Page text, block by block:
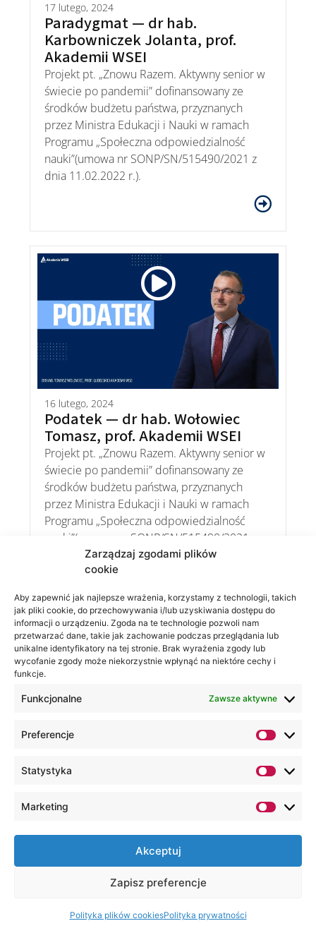
Zarządzaj zgodami plików
cookie
Aby zapewnić jak najlepsze wrażenia, korzystamy z technologii, takich
jak pliki cookie, do przechowywania i/lub uzyskiwania dostępu do
informacji o urządzeniu. Zgoda na te technologie pozwoli nam
przetwarzać dane, takie jak zachowanie podczas przeglądania lub
unikalne identyfikatory na tej stronie. Brak wyrażenia zgody lub
wycofanie zgody może niekorzystnie wpłynąć na niektóre cechy i
funkcje.
Funkcjonalne Zawsze aktywne
Preferencje
Statystyka
Marketing
Akceptuj
Zapisz preferencje
Polityka plików cookiesPolityka prywatności
17 lutego, 2024
Paradygmat — dr hab.
Karbowniczek Jolanta, prof.
Akademii WSEI
Projekt pt. „Znowu Razem. Aktywny senior w
świecie po pandemii” dofinansowany ze
środków budżetu państwa, przyznanych
przez Ministra Edukacji i Nauki w ramach
Programu „Społeczna odpowiedzialność
nauki”(umowa nr SONP/SN/515490/2021 z
dnia 11.02.2022 r.).
16 lutego, 2024
Podatek — dr hab. Wołowiec
Tomasz, prof. Akademii WSEI
Projekt pt. „Znowu Razem. Aktywny senior w
świecie po pandemii” dofinansowany ze
środków budżetu państwa, przyznanych
przez Ministra Edukacji i Nauki w ramach
Programu „Społeczna odpowiedzialność
nauki”(umowa nr SONP/SN/515490/2021 z
dnia 11.02.2022 r.).
Problem odwrotny — dr hab. inż.
Rymarczyk Tomasz, prof.
Akademii WSEI
Projekt pt. „Znowu Razem. Aktywny senior w
świecie po pandemii” dofinansowany ze
środków budżetu państwa, przyznanych
Programu „Społeczna odpowiedzialność